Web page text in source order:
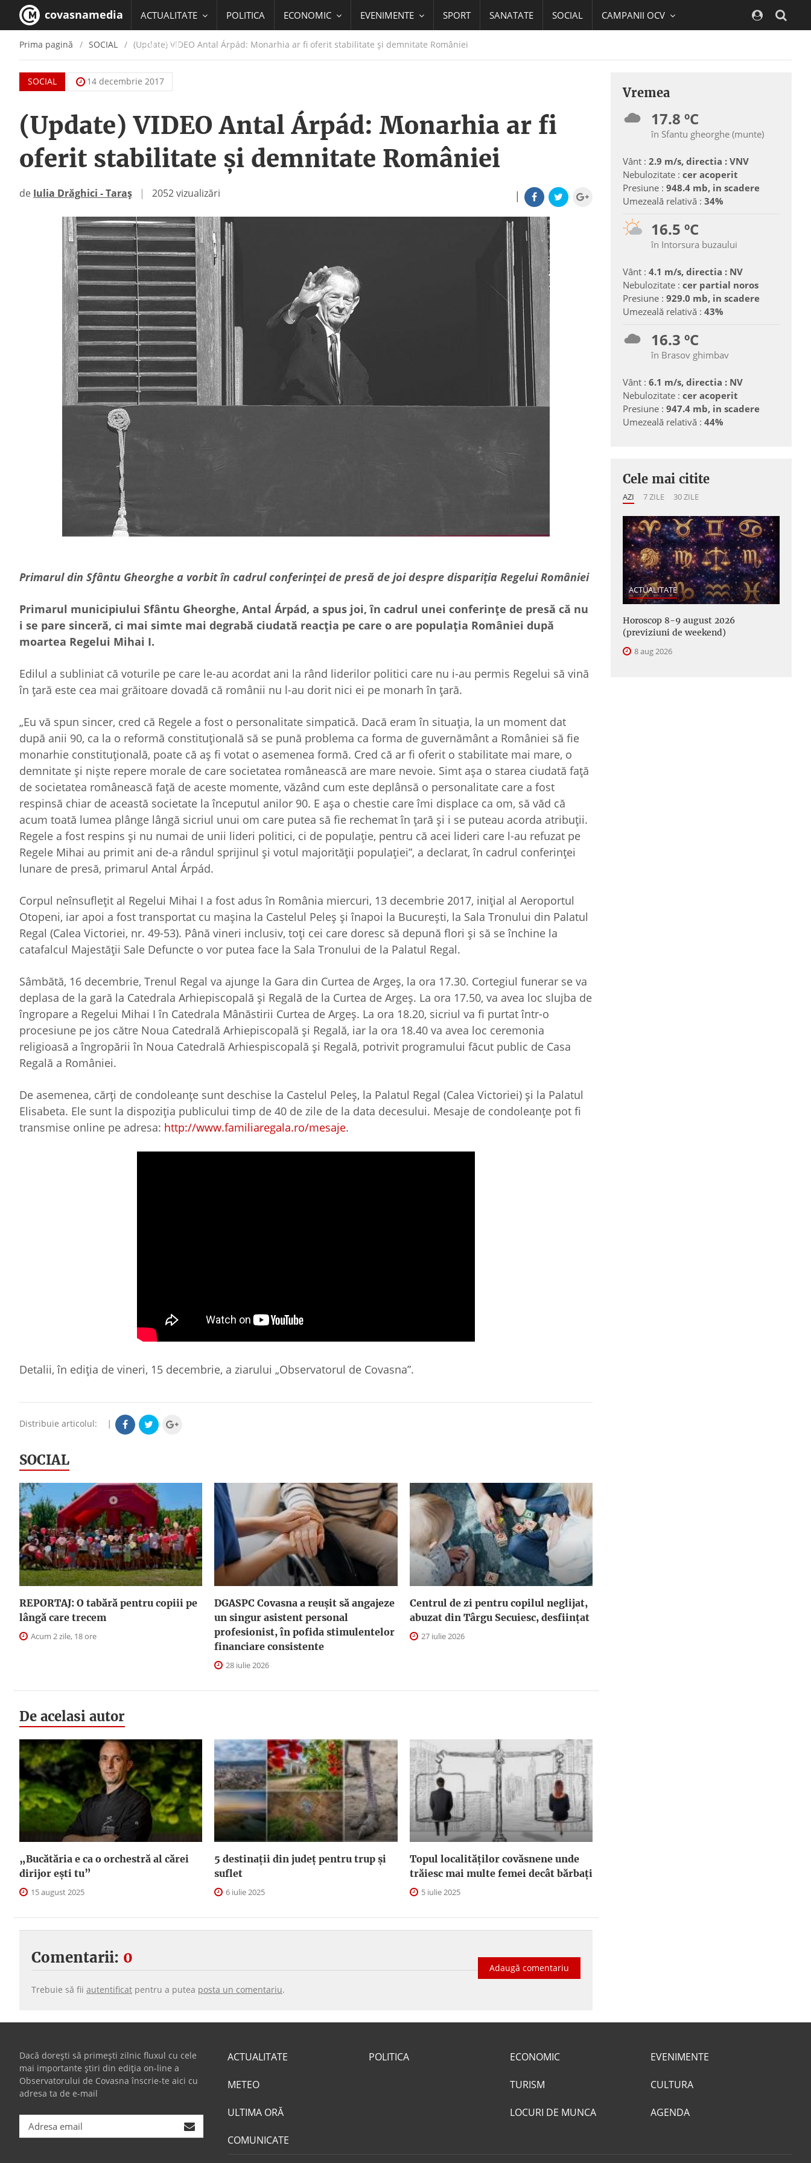
covasnamedia ACTUALITATE POLITICA ECONOMIC EVENIMENTE SPORT SANATATE SOCIAL CAMPANII OCV
EDUCATIE
Prima pagină SOCIAL (Update) VIDEO Antal Árpád: Monarhia ar fi oferit stabilitate și demnitate României
SOCIAL 14 decembrie 2017
(Update) VIDEO Antal Árpád: Monarhia ar fi
oferit stabilitate și demnitate României
|
de Iulia Drăghici - Taraș | 2052 vizualizări
Primarul din Sfântu Gheorghe a vorbit în cadrul conferinței de presă de joi despre dispariția Regelui României
Primarul municipiului Sfântu Gheorghe, Antal Árpád, a spus joi, în cadrul unei conferințe de presă că nu
i se pare sinceră, ci mai simte mai degrabă ciudată reacția pe care o are populația României după
moartea Regelui Mihai I.
Edilul a subliniat că voturile pe care le-au acordat ani la rând liderilor politici care nu i-au permis Regelui să vină
în țară este cea mai grăitoare dovadă că românii nu l-au dorit nici ei pe monarh în țară.
„Eu vă spun sincer, cred că Regele a fost o personalitate simpatică. Dacă eram în situația, la un moment dat
după anii 90, ca la o reformă constituțională să se pună problema ca forma de guvernământ a României să fie
monarhie constituțională, poate că aș fi votat o asemenea formă. Cred că ar fi oferit o stabilitate mai mare, o
demnitate și niște repere morale de care societatea românească are mare nevoie. Simt așa o starea ciudată față
de societatea românească față de aceste momente, văzând cum este deplânsă o personalitate care a fost
respinsă chiar de această societate la începutul anilor 90. E așa o chestie care îmi displace ca om, să văd că
acum toată lumea plânge lângă sicriul unui om care putea să fie rechemat în țară și i se puteau acorda atribuții.
Regele a fost respins și nu numai de unii lideri politici, ci de populație, pentru că acei lideri care l-au refuzat pe
Regele Mihai au primit ani de-a rândul sprijinul și votul majorității populației”, a declarat, în cadrul conferinței
lunare de presă, primarul Antal Árpád.
Corpul neînsuflețit al Regelui Mihai I a fost adus în România miercuri, 13 decembrie 2017, inițial al Aeroportul
Otopeni, iar apoi a fost transportat cu mașina la Castelul Peleș și înapoi la București, la Sala Tronului din Palatul
Regal (Calea Victoriei, nr. 49-53). Până vineri inclusiv, toți cei care doresc să depună flori și să se închine la
catafalcul Majestății Sale Defuncte o vor putea face la Sala Tronului de la Palatul Regal.
Sâmbătă, 16 decembrie, Trenul Regal va ajunge la Gara din Curtea de Argeş, la ora 17.30. Cortegiul funerar se va
deplasa de la gară la Catedrala Arhiepiscopală și Regală de la Curtea de Argeș. La ora 17.50, va avea loc slujba de
îngropare a Regelui Mihai I în Catedrala Mânăstirii Curtea de Argeş. La ora 18.20, sicriul va fi purtat într-o
procesiune pe jos către Noua Catedrală Arhiepiscopală și Regală, iar la ora 18.40 va avea loc ceremonia
religioasă a îngropării în Noua Catedrală Arhiespiscopală şi Regală, potrivit programului făcut public de Casa
Regală a României.
De asemenea, cărți de condoleanțe sunt deschise la Castelul Peleș, la Palatul Regal (Calea Victoriei) și la Palatul
Elisabeta. Ele sunt la dispoziția publicului timp de 40 de zile de la data decesului. Mesaje de condoleanțe pot fi
transmise online pe adresa: http://www.familiaregala.ro/mesaje.
Detalii, în ediția de vineri, 15 decembrie, a ziarului „Observatorul de Covasna”.
Distribuie articolul: |
SOCIAL
REPORTAJ: O tabără pentru copiii pe
lângă care trecem
Acum 2 zile, 18 ore
DGASPC Covasna a reuşit să angajeze
un singur asistent personal
profesionist, în pofida stimulentelor
financiare consistente
28 iulie 2026
Centrul de zi pentru copilul neglijat,
abuzat din Târgu Secuiesc, desfiinţat
27 iulie 2026
De acelasi autor
„Bucătăria e ca o orchestră al cărei
dirijor ești tu”
15 august 2025
5 destinații din județ pentru trup și
suflet
6 iulie 2025
Topul localităților covăsnene unde
trăiesc mai multe femei decât bărbați
5 iulie 2025
Comentarii: 0
Adaugă comentariu
Trebuie să fii autentificat pentru a putea posta un comentariu.
Vremea
17.8 ºC
în Sfantu gheorghe (munte)
Vânt : 2.9 m/s, directia : VNV
Nebulozitate : cer acoperit
Presiune : 948.4 mb, in scadere
Umezeală relativă : 34%
16.5 ºC
în Intorsura buzaului
Vânt : 4.1 m/s, directia : NV
Nebulozitate : cer partial noros
Presiune : 929.0 mb, in scadere
Umezeală relativă : 43%
16.3 ºC
în Brasov ghimbav
Vânt : 6.1 m/s, directia : NV
Nebulozitate : cer acoperit
Presiune : 947.4 mb, in scadere
Umezeală relativă : 44%
Cele mai citite
AZI 7 ZILE 30 ZILE
ACTUALITATE
Horoscop 8-9 august 2026
(previziuni de weekend)
8 aug 2026
Dacă dorești să primești zilnic fluxul cu cele
mai importante știri din ediția on-line a
Observatorului de Covasna înscrie-te aici cu
adresa ta de e-mail
ACTUALITATE
METEO
ULTIMA ORĂ
COMUNICATE
POLITICA ECONOMIC
TURISM
LOCURI DE MUNCA
EVENIMENTE
CULTURA
AGENDA